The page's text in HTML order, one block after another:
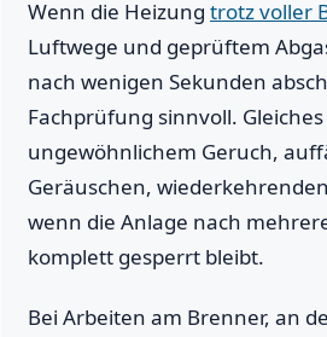
Wenn die Heizung trotz voller
Luftwege und geprüftem
nach wenigen Sekunden
Fachprüfung sinnvoll.
ungewöhnlichem Geruch,
Geräuschen,
wenn die Anlage nach
komplett gesperrt bleibt.
Bei Arbeiten am Brenner, an